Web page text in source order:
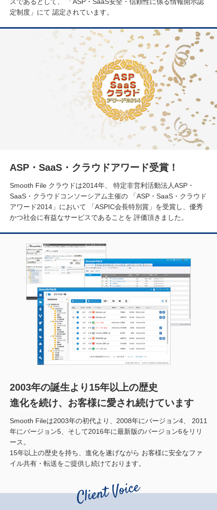
定制度」にて 認定されています。
ASP・SaaS・クラウドアワード受賞！
Smooth File クラウドは2014年、
特定非営利活動法人ASP・
SaaS・クラウドコンソーシアム主催の 「ASP・SaaS・クラウド
アワード2014」において 「ASPIC会長特別賞」を受賞し、優秀
かつ社会に有益なサービスであることを 評価頂きました。
2003年の誕生より15年以上の歴史
進化を続け、お客様に愛され続けています
Smooth Fileは2003年の初代より、2008年にバージョン4、
2011
年にバージョン5、そして2016年に最新版のバージョン6をリリ
ース。
15年以上の歴史を持ち、進化を遂げながら お客様に安全なファ
イル共有・転送をご提供し続けております。